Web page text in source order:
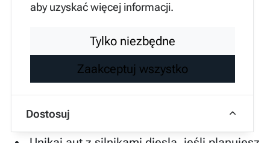
aby uzyskać więcej informacji.
Tylko niezbędne
Zaakceptuj wszystko
Dostosuj
Zawsze używaj profesjonalnego miernika
grubości lakieru na elementach
konstrukcyjnych.
Weryfikuj datę produkcji opon i stan tarcz
hamulcowych jako wskaźnik dbałości
właściciela.